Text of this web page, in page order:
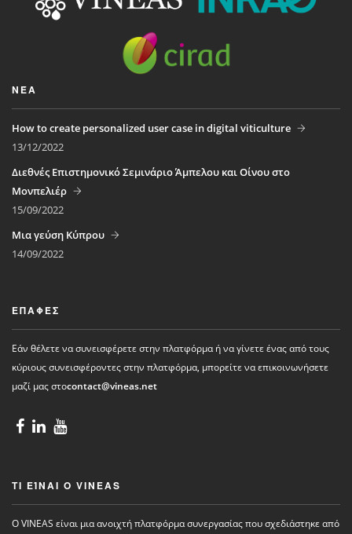
ΝΈΑ
How to create personalized user case in digital viticulture
13/12/2022
Διεθνές Επιστημονικό Σεμινάριο Άμπελου και Οίνου στο
Μονπελιέρ
15/09/2022
Μια γεύση Κύπρου
14/09/2022
ΕΠΑΦΈΣ
Εάν θέλετε να συνεισφέρετε στην πλατφόρμα ή να γίνετε ένας από τους
κύριους συνεισφέροντες στην πλατφόρμα, μπορείτε να επικοινωνήσετε
μαζί μας στοcontact@vineas.net
ΤΙ ΕΊΝΑΙ Ο VINEAS
Ο VINEAS είναι μια ανοιχτή πλατφόρμα συνεργασίας που σχεδιάστηκε από